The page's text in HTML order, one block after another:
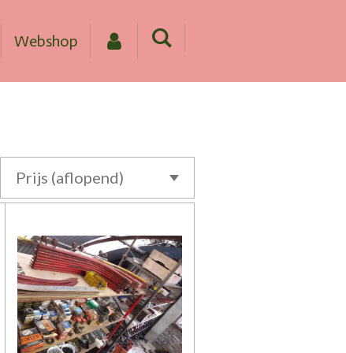
Webshop